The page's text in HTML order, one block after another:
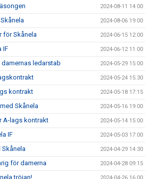
2024-08-11 14:00
2024-08-06 19:00
för Skånela 2024-06-15 12:00
IF 2024-06-12 11:00
ledarstab 2024-05-29 15:00
2024-05-24 15:30
kontrakt 2024-05-18 17:15
Skånela 2024-05-16 19:00
A-lags kontrakt 2024-05-14 15:00
IF 2024-05-03 17:00
2024-04-29 14:30
för damerna 2024-04-28 09:15
tröjan! 2024-04-26 16:00